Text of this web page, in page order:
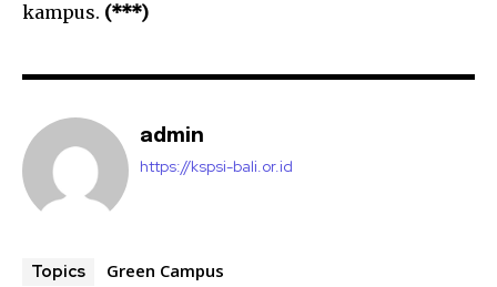
kampus. (***)
admin
https://kspsi-bali.or.id
Topics Green Campus